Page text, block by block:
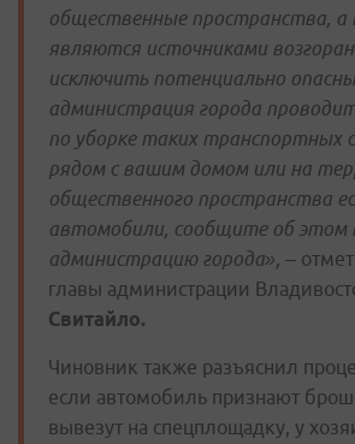
общественные пространства,
являются источниками
исключить потенциально
администрация города
по уборке таких транспортных
рядом с вашим домом или на
общественного пространства
автомобили, сообщите об этом
администрацию города», –
главы администрации
Свитайло.
Чиновник также разъяснил
если автомобиль признают
вывезут на спецплощадку, у